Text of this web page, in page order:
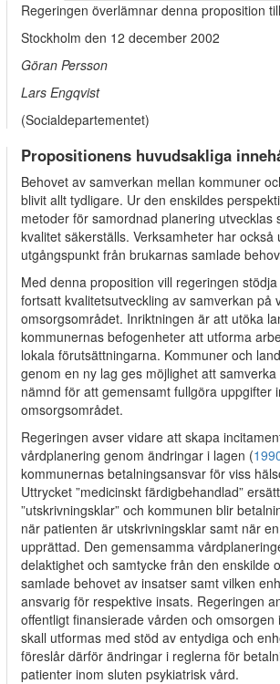
Regeringen överlämnar denna proposition
Stockholm den 12 december 2002
Göran Persson
Lars Engqvist
(Socialdepartementet)
Propositionens huvudsakliga
Behovet av samverkan mellan kommuner
blivit allt tydligare. Ur den enskildes
metoder för samordnad planering utvecklas
kvalitet säkerställs. Verksamheter har också
utgångspunkt från brukarnas samlade
Med denna proposition vill regeringen
fortsatt kvalitetsutveckling av samverkan på
omsorgsområdet. Inriktningen är att utöka
kommunernas befogenheter att utforma
lokala förutsättningarna. Kommuner och
genom en ny lag ges möjlighet att
nämnd för att gemensamt fullgöra uppgifter
omsorgsområdet.
Regeringen avser vidare att skapa
vårdplanering genom ändringar i lagen (
kommunernas betalningsansvar för viss
Uttrycket ”medicinskt färdigbehandlad”
”utskrivningsklar” och kommunen blir
när patienten är utskrivningsklar samt när
upprättad. Den gemensamma
delaktighet och samtycke från den enskilde
samlade behovet av insatser samt vilken
ansvarig för respektive insats. Regeringen
offentligt finansierade vården och omsorgen
skall utformas med stöd av entydiga och
föreslår därför ändringar i reglerna för
patienter inom sluten psykiatrisk vård.